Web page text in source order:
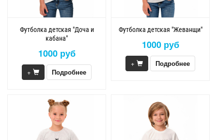
Футболка детская "Доча и
кабана"
1000 руб
+ Подробнее
Футболка детская "Жеванщи"
1000 руб
+ Подробнее